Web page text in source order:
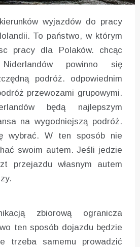
wyjazdów do pracy
To państwo, w którym
pracy dla Polaków. chcąc
powinno się
podróż. odpowiednim
przewozami grupowymi.
będą najlepszym
na wygodniejszą podróż.
wybrać. W ten sposób nie
swoim autem. Jeśli jedzie
przejazdu własnym autem
zbiorową ogranicza
ten sposób dojazdu będzie
trzeba samemu prowadzić